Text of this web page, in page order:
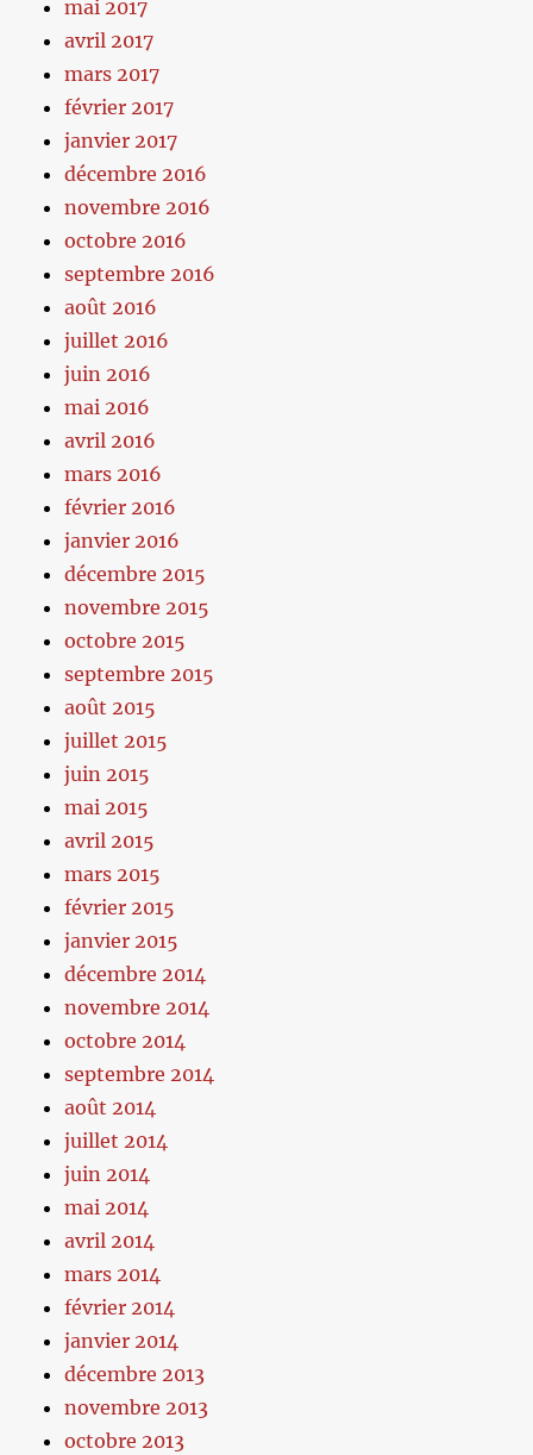
mai 2017
avril 2017
mars 2017
février 2017
janvier 2017
décembre 2016
novembre 2016
octobre 2016
septembre 2016
août 2016
juillet 2016
juin 2016
mai 2016
avril 2016
mars 2016
février 2016
janvier 2016
décembre 2015
novembre 2015
octobre 2015
septembre 2015
août 2015
juillet 2015
juin 2015
mai 2015
avril 2015
mars 2015
février 2015
janvier 2015
décembre 2014
novembre 2014
octobre 2014
septembre 2014
août 2014
juillet 2014
juin 2014
mai 2014
avril 2014
mars 2014
février 2014
janvier 2014
décembre 2013
novembre 2013
octobre 2013